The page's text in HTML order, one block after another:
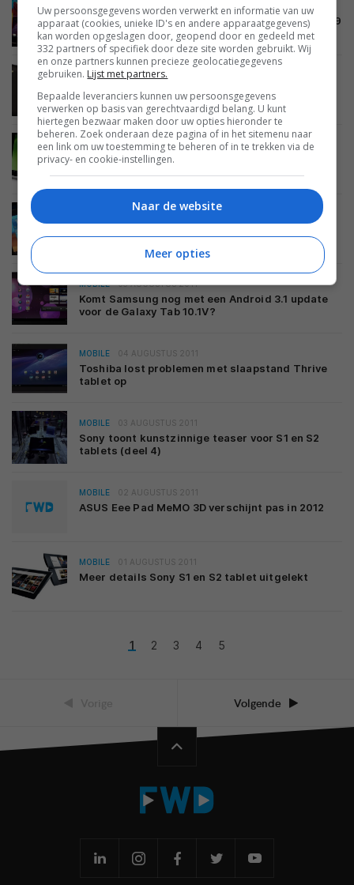
07 AUGUSTUS 2011
Video: Hands-on met de Samsung Galaxy Tab 8.9
MOBILE 07 AUGUSTUS 2011
Column: De tablet missers en treffers tot nu toe
MOBILE 06 AUGUSTUS 2011
Acer Iconia Tab A501 leverbaar in Nederland;
MOBILE 05 AUGUSTUS 2011
Komt Samsung nog met een Android 3.1 update
voor de Galaxy Tab 10.1V?
MOBILE 04 AUGUSTUS 2011
Toshiba lost problemen met slaapstand Thrive
tablet op
MOBILE 03 AUGUSTUS 2011
Sony toont kunstzinnige teaser voor S1 en S2
tablets (deel 4)
MOBILE 02 AUGUSTUS 2011
ASUS Eee Pad MeMO 3D verschijnt pas in 2012
MOBILE 01 AUGUSTUS 2011
Meer details Sony S1 en S2 tablet uitgelekt
1 2 3 4 5
Volgende
Uw persoonsgegevens worden verwerkt en informatie van uw
apparaat (cookies, unieke ID's en andere apparaatgegevens)
kan worden opgeslagen door, geopend door en gedeeld met
332 partners of specifiek door deze site worden gebruikt. Wij
en onze partners kunnen precieze geolocatiegegevens
gebruiken. Lijst met partners.
Bepaalde leveranciers kunnen uw persoonsgegevens
verwerken op basis van gerechtvaardigd belang. U kunt
hiertegen bezwaar maken door uw opties hieronder te
beheren. Zoek onderaan deze pagina of in het sitemenu naar
een link om uw toestemming te beheren of in te trekken via de
privacy- en cookie-instellingen.
Naar de website
Meer opties